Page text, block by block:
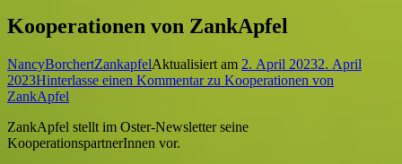
Kooperationen von ZankApfel
NancyBorchertZankapfelAktualisiert am 2. April 20232. April
2023Hinterlasse einen Kommentarzu Kooperationen von
ZankApfel
ZankApfel stellt im Oster-Newsletter seine
KooperationspartnerInnen vor.